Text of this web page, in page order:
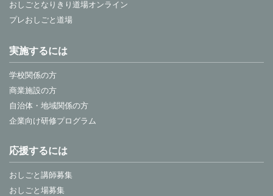
おしごとなりきり道場オンライン
プレおしごと道場
実施するには
学校関係の方
商業施設の方
自治体・地域関係の方
企業向け研修プログラム
応援するには
おしごと講師募集
おしごと場募集